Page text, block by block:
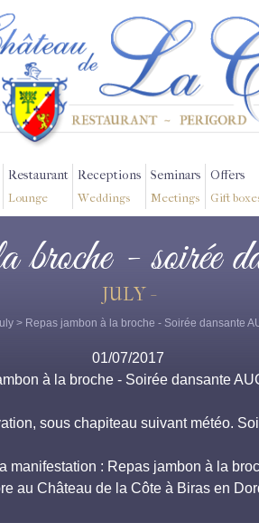
Restaurant
Lounge
Receptions
Weddings
Seminars
Meetings
Offers
Gift
broche - soirée
JULY -
> Repas jambon à la broche - Soirée dansante
01/07/2017
à la broche - Soirée dansante
sous chapiteau suivant météo.
manifestation : Repas jambon à la
au Château de la Côte à Biras en